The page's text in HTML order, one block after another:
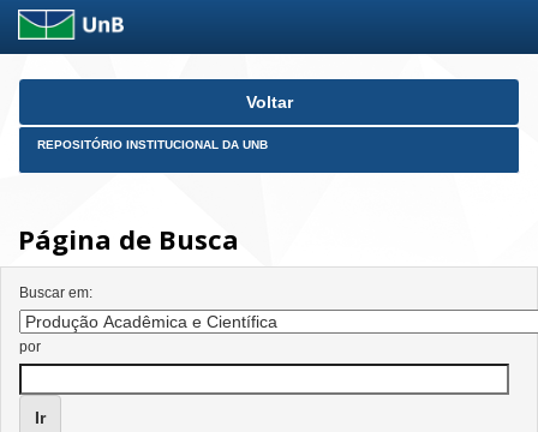
Skip
Voltar
REPOSITÓRIO INSTITUCIONAL DA UNB
Página de Busca
Buscar em:
por